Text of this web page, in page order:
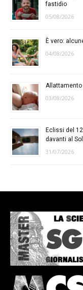
fastidio
05/08/2026
È vero:
04/08/2026
03/08/2026
Eclissi del
davanti al
31/07/2026